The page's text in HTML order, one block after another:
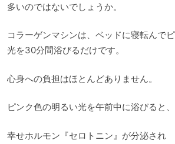
多いのではないでしょうか。
コラーゲンマシンは、ベッドに寝転んで
光を30分間浴びるだけです。
心身への負担はほとんどありません。
ピンク色の明るい光を午前中に浴びると、
幸せホルモン『セロトニン』が分泌され